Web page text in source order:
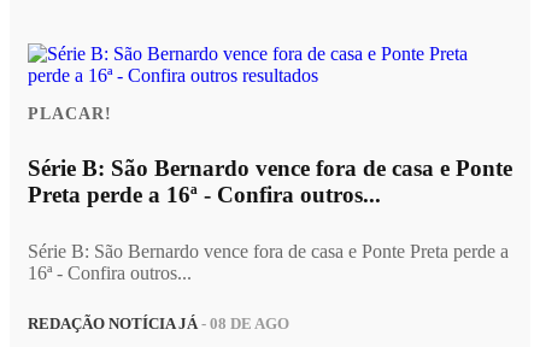
PLACAR!
Série B: São Bernardo vence fora de casa e Ponte
Preta perde a 16ª - Confira outros...
Série B: São Bernardo vence fora de casa e Ponte Preta perde a
16ª - Confira outros...
REDAÇÃO NOTÍCIA JÁ- 08 DE AGO